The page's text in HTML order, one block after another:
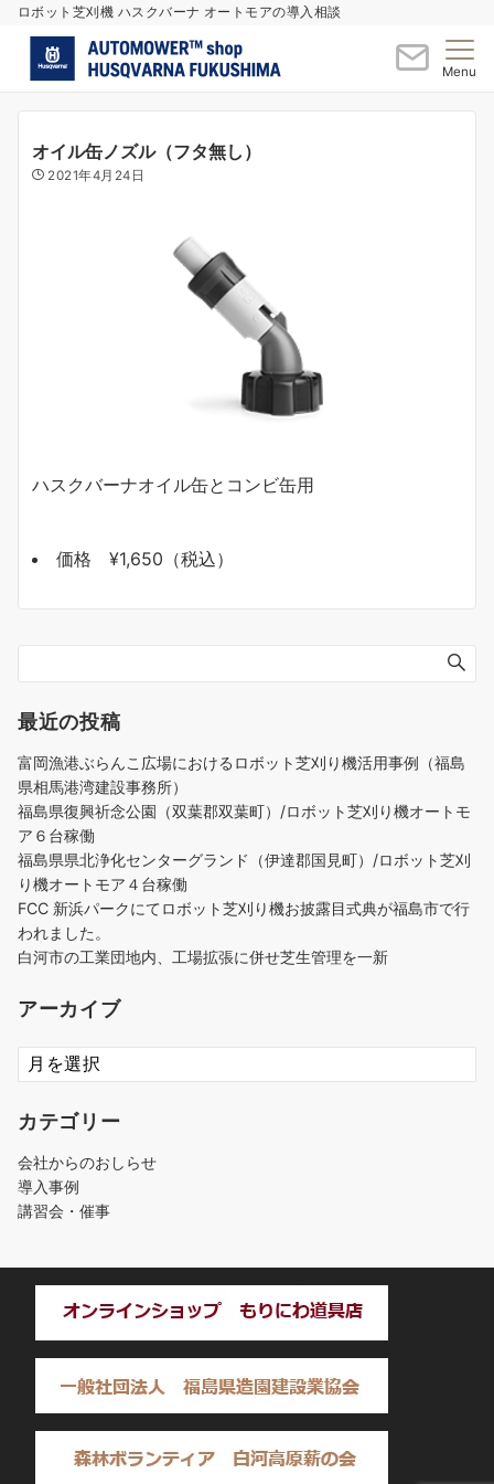
ロボット芝刈機 ハスクバーナ オートモアの導入相談
Menu
オイル缶ノズル（フタ無し）
2021年4月24日
ハスクバーナオイル缶とコンビ缶用
価格 ¥1,650（税込）
最近の投稿
富岡漁港ぶらんこ広場におけるロボット芝刈り機活用事例（福島
県相馬港湾建設事務所）
福島県復興祈念公園（双葉郡双葉町）/ロボット芝刈り機オートモ
ア６台稼働
福島県県北浄化センターグランド（伊達郡国見町）/ロボット芝刈
り機オートモア４台稼働
FCC 新浜パークにてロボット芝刈り機お披露目式典が福島市で行
われました。
白河市の工業団地内、工場拡張に併せ芝生管理を一新
アーカイブ
ア
ー
イ
カテゴリー
会社からのおしらせ
導入事例
講習会・催事